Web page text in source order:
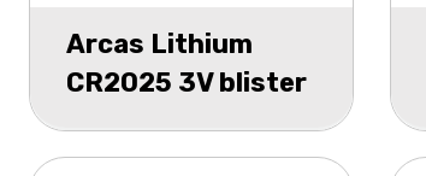
Arcas Lithium
CR2025 3V blister